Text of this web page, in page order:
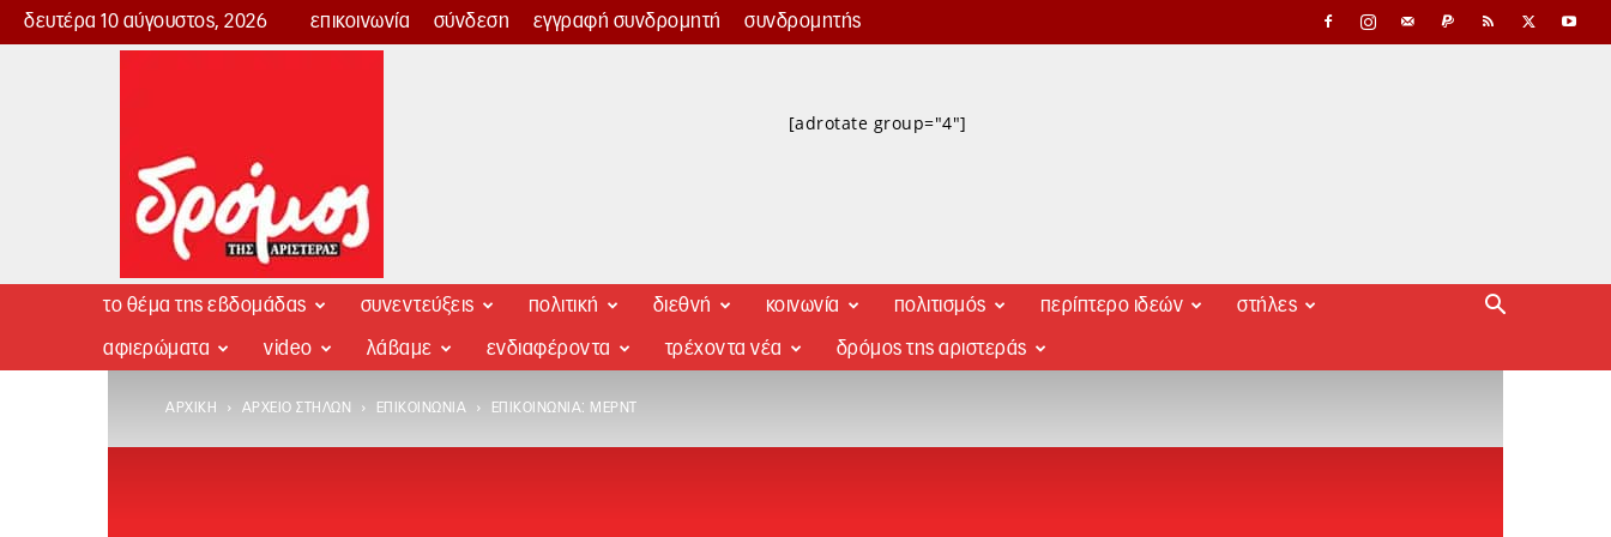
δευτέρα 10 αύγουστος, 2026 επικοινωνία σύνδεση εγγραφή συνδρομητή συνδρομητής
Δρόμος
[adrotate group="4"]
το θέμα της εβδομάδας συνεντεύξεις πολιτική διεθνή κοινωνία πολιτισμός περίπτερο ιδεών στήλες
αφιερώματα video λάβαμε ενδιαφέροντα τρέχοντα νέα δρόμος της αριστεράς
ΑΡΧΙΚΉ ΑΡΧΕΊΟ ΣΤΗΛΏΝ ΕΠΙΚΟΙΝΩΝΊΑ ΕΠΙΚΟΙΝΩΝΊΑ: ΜΕΡΝΤ